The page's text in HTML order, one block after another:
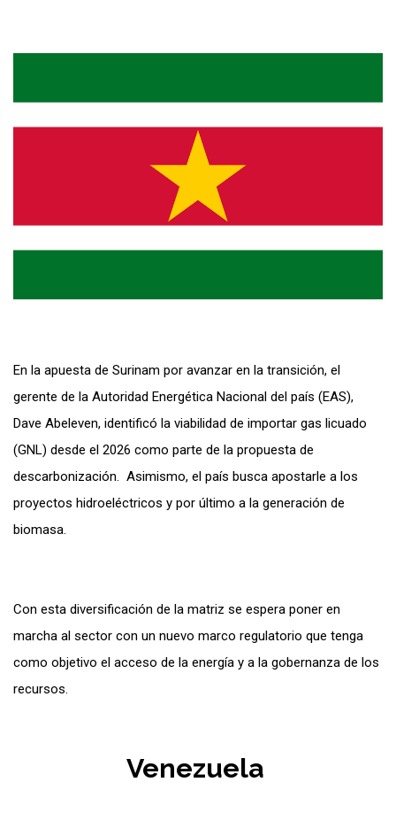
En la apuesta de Surinam por avanzar en la transición, el
gerente de la Autoridad Energética Nacional del país (EAS),
Dave Abeleven, identificó la viabilidad de importar gas licuado
(GNL) desde el 2026 como parte de la propuesta de
descarbonización. Asimismo, el país busca apostarle a los
proyectos hidroeléctricos y por último a la generación de
biomasa.
Con esta diversificación de la matriz se espera poner en
marcha al sector con un nuevo marco regulatorio que tenga
como objetivo el acceso de la energía y a la gobernanza de los
recursos.
Venezuela